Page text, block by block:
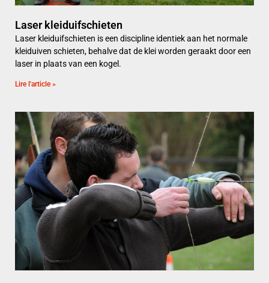
Laser kleiduifschieten
Laser kleiduifschieten is een discipline identiek aan het normale
kleiduiven schieten, behalve dat de klei worden geraakt door een
laser in plaats van een kogel.
Lire l'article »